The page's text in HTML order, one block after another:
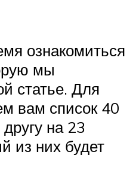
ознакомиться
мы
статье. Для
вам список 40
на 23
из них будет